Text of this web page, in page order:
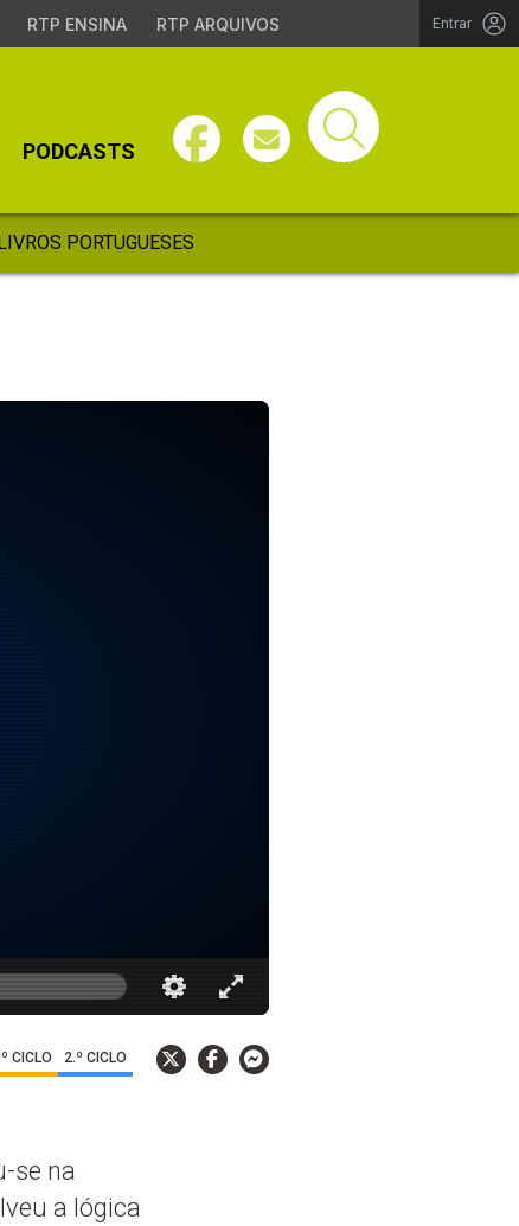
RTP ENSINA RTP ARQUIVOS Entrar
PODCASTS
PORTUGUESES
CICLO 2.º CICLO
se na
a lógica